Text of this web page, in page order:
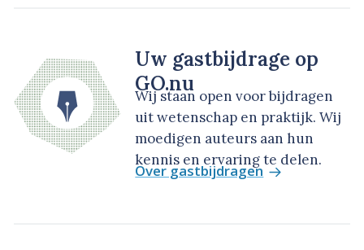
Uw gastbijdrage op
GO.nu
Wij staan open voor bijdragen
uit wetenschap en praktijk. Wij
moedigen auteurs aan hun
kennis en ervaring te delen.
Over gastbijdragen